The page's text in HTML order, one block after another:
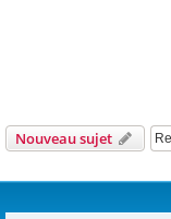
Nouveau sujet